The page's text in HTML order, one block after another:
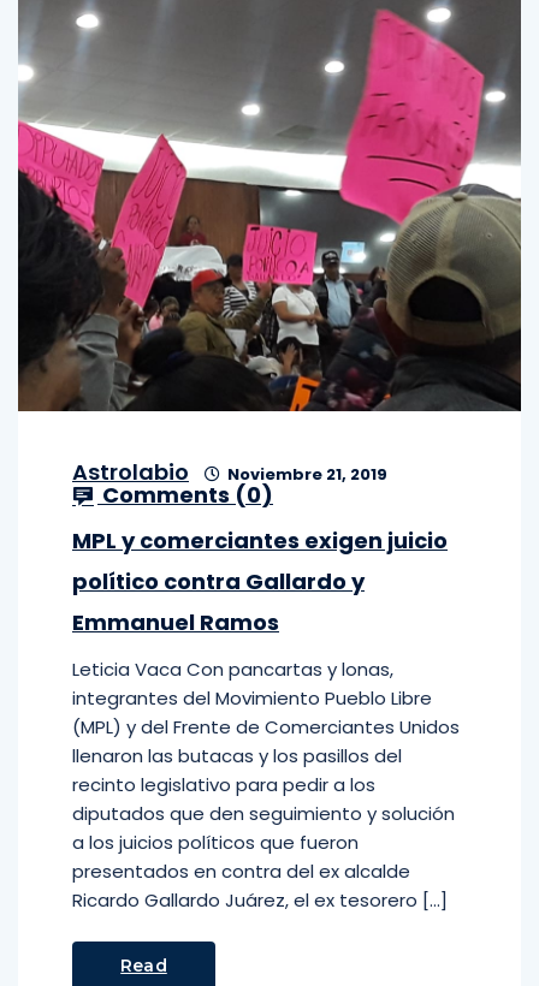
Astrolabio Noviembre 21, 2019
Comments (0)
MPL y comerciantes exigen juicio
político contra Gallardo y
Emmanuel Ramos
Leticia Vaca Con pancartas y lonas,
integrantes del Movimiento Pueblo Libre
(MPL) y del Frente de Comerciantes Unidos
llenaron las butacas y los pasillos del
recinto legislativo para pedir a los
diputados que den seguimiento y solución
a los juicios políticos que fueron
presentados en contra del ex alcalde
Ricardo Gallardo Juárez, el ex tesorero […]
Read